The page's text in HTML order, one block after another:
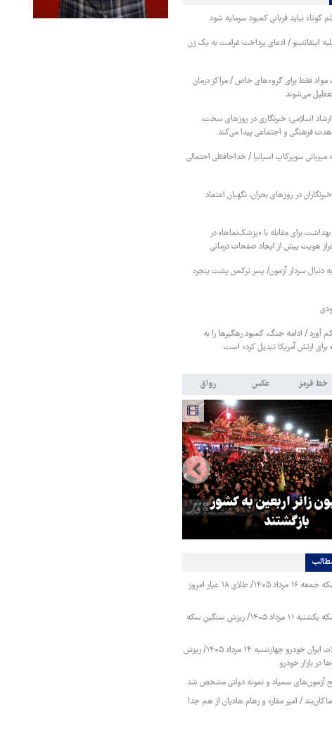
کوتاه نباید قربانی کمبود سرمایه شود
اینفانتینو / ادعای پرداخت غرامت به یک زن
فقط برای گروه‌های خاص / مراکز درمان
می‌شوند
اسلامی: خبرنگاری در روزهای سخت،
فرهنگی و اجتماعی پیدا می‌کند
میزبانی سوپرکاپ اسپانیا / خداحافظی احتمالی
در روزهای بحران، نگهبان اعتماد
برای مقابله با «پزشک‌نماها» در
هویت پیش از ایجاد صفحات درمانی
به دنبال سردار آزمون/ پسر ترکمن پشت پنجره
آورد / ادامه جنگ، کمبود رهگیرها را به
برای ارتش آمریکا تبدیل کرده است
خط قرمز عکس رواق
زائر اربعین به کشور
بازگشتند
قیمت طلا و سکه جمعه ۱۶ مرداد ۱۴۰۵/ طلای ۱۸ عیار امروز
قیمت طلا و سکه یکشنبه ۱۱ مرداد ۱۴۰۵/ ریزش سنگین سکه
قیمت محصولات ایران خودرو چهارشنبه ۱۴ مرداد ۱۴۰۵/ ریزش
در بازار خودرو
آزمون‌های سمپاد و نمونه دولتی مشخص شد
/ امیر مقاره و رهام هادیان از هم جدا